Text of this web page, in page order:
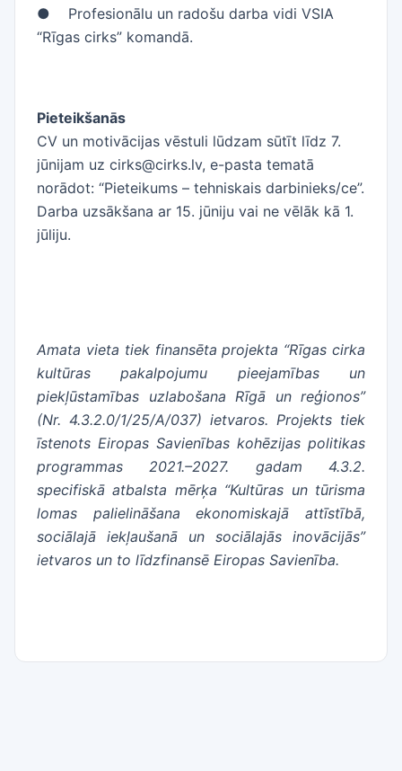
● Profesionālu un radošu darba vidi VSIA
“Rīgas cirks” komandā.
Pieteikšanās
CV un motivācijas vēstuli lūdzam sūtīt līdz 7.
jūnijam uz cirks@cirks.lv, e-pasta tematā
norādot: “Pieteikums – tehniskais darbinieks/ce”.
Darba uzsākšana ar 15. jūniju vai ne vēlāk kā 1.
jūliju.
Amata vieta tiek finansēta projekta “Rīgas cirka
kultūras pakalpojumu pieejamības un
piekļūstamības uzlabošana Rīgā un reģionos”
(Nr. 4.3.2.0/1/25/A/037) ietvaros. Projekts tiek
īstenots Eiropas Savienības kohēzijas politikas
programmas 2021.–2027. gadam 4.3.2.
specifiskā atbalsta mērķa “Kultūras un tūrisma
lomas palielināšana ekonomiskajā attīstībā,
sociālajā iekļaušanā un sociālajās inovācijās”
ietvaros un to līdzfinansē Eiropas Savienība.